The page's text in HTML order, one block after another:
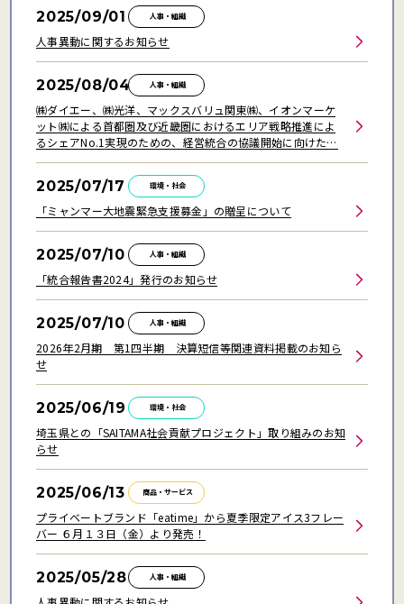
2025/09/01 人事・組織
人事異動に関するお知らせ
2025/08/04 人事・組織
㈱ダイエー、㈱光洋、マックスバリュ関東㈱、イオンマーケ
ット㈱による首都圏及び近畿圏におけるエリア戦略推進によ
るシェアNo.1実現のための、経営統合の協議開始に向けた基
2025/07/17 環境・社会
「ミャンマー大地震緊急支援募金」の贈呈について
2025/07/10 人事・組織
「統合報告書2024」発行のお知らせ
2025/07/10 人事・組織
2026年2月期 第1四半期 決算短信等関連資料掲載のお知ら
せ
2025/06/19 環境・社会
埼玉県との「SAITAMA社会貢献プロジェクト」取り組みのお知
らせ
2025/06/13 商品・サービス
プライベートブランド「eatime」から夏季限定アイス3フレー
バー ６月１３日（金）より発売！
2025/05/28 人事・組織